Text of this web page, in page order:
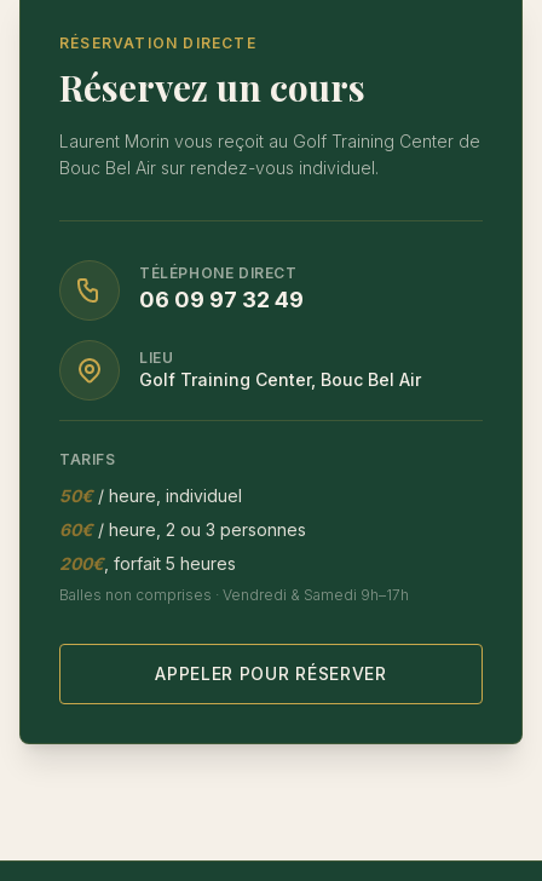
RÉSERVATION DIRECTE
Réservez un cours
Laurent Morin vous reçoit au Golf Training Center de
Bouc Bel Air sur rendez-vous individuel.
TÉLÉPHONE DIRECT
06 09 97 32 49
LIEU
Golf Training Center, Bouc Bel Air
TARIFS
50€/ heure, individuel
60€/ heure, 2 ou 3 personnes
200€, forfait 5 heures
Balles non comprises · Vendredi & Samedi 9h–17h
APPELER POUR RÉSERVER